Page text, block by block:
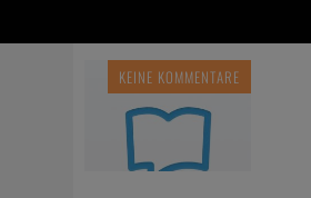
KEINE KOMMENTARE